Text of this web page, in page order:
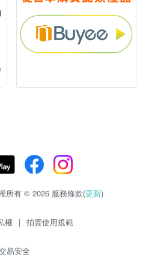
所有 © 2026 服務條款(更新)
權 | 拍賣使用規範
易安全